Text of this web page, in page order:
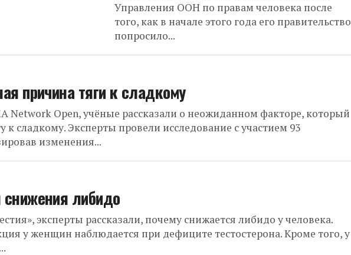
Управления ООН по правам человека после
того, как в начале этого года его правительство
попросило...
причина тяги к сладкому
Network Open, учёные рассказали о неожиданном факторе, который
к сладкому. Эксперты провели исследование с участием 93
изменения...
либидо
эксперты рассказали, почему снижается либидо у человека.
у женщин наблюдается при дефиците тестостерона. Кроме того, у